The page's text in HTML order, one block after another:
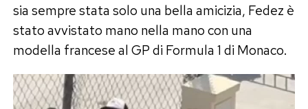
sia sempre stata solo una bella amicizia, Fedez è
stato avvistato mano nella mano con una
modella francese al GP di Formula 1 di Monaco.